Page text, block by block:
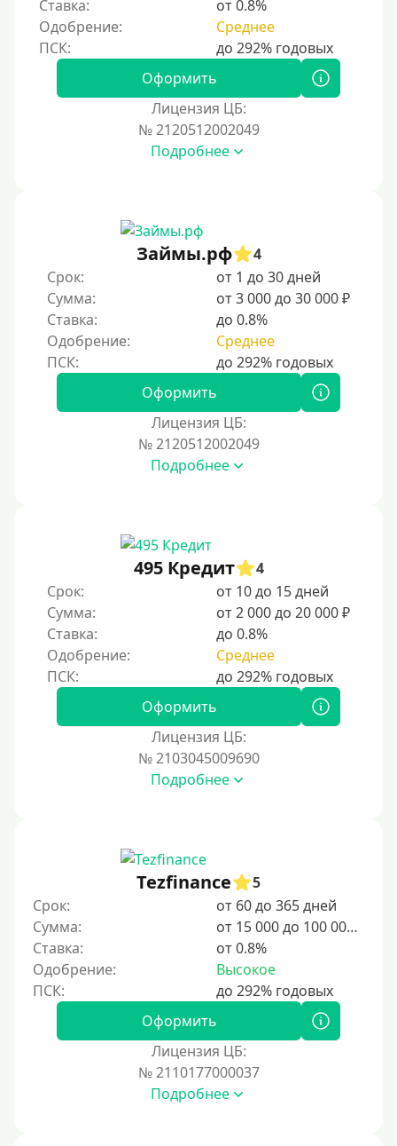
Ставка:
от 0.8%
Одобрение:
Среднее
Оформить
Лицензия ЦБ:
№ 2120512002049
Подробнее
Займы.рф
4
Срок:
от 1 до 30 дней
Сумма:
от 3 000 до 30 000 ₽
Ставка:
до 0.8%
Одобрение:
Среднее
Оформить
Лицензия ЦБ:
№ 2120512002049
Подробнее
495 Кредит
4
Срок:
от 10 до 15 дней
Сумма:
от 2 000 до 20 000 ₽
Ставка:
до 0.8%
Одобрение:
Среднее
Оформить
Лицензия ЦБ:
№ 2103045009690
Подробнее
Tezfinance
5
Срок:
от 60 до 365 дней
Сумма:
от 15 000 до 100 000 ₽
Ставка:
от 0.8%
Одобрение:
Высокое
Оформить
Лицензия ЦБ:
№ 2110177000037
Подробнее